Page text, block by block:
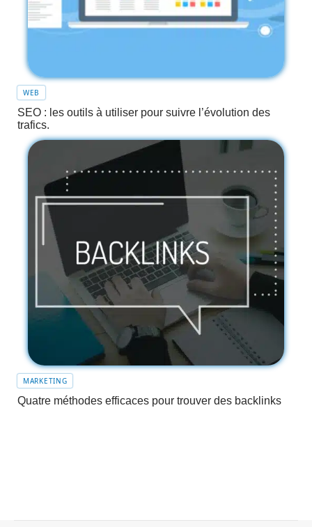
WEB
SEO : les outils à utiliser pour suivre l’évolution des
trafics.
MARKETING
Quatre méthodes efficaces pour trouver des backlinks